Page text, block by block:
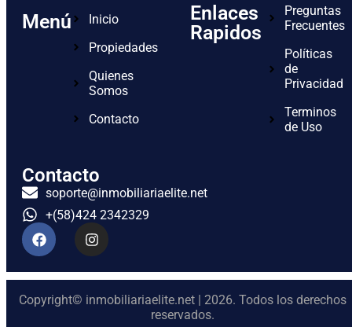
Menú
Inicio
Propiedades
Quienes
Somos
Contacto
Enlaces
Rapidos
Preguntas
Frecuentes
Políticas
de
Privacidad
Terminos
de Uso
Contacto
soporte@inmobiliariaelite.net
+(58)424 2342329
Copyright© inmobiliariaelite.net | 2026. Todos los derechos
reservados.